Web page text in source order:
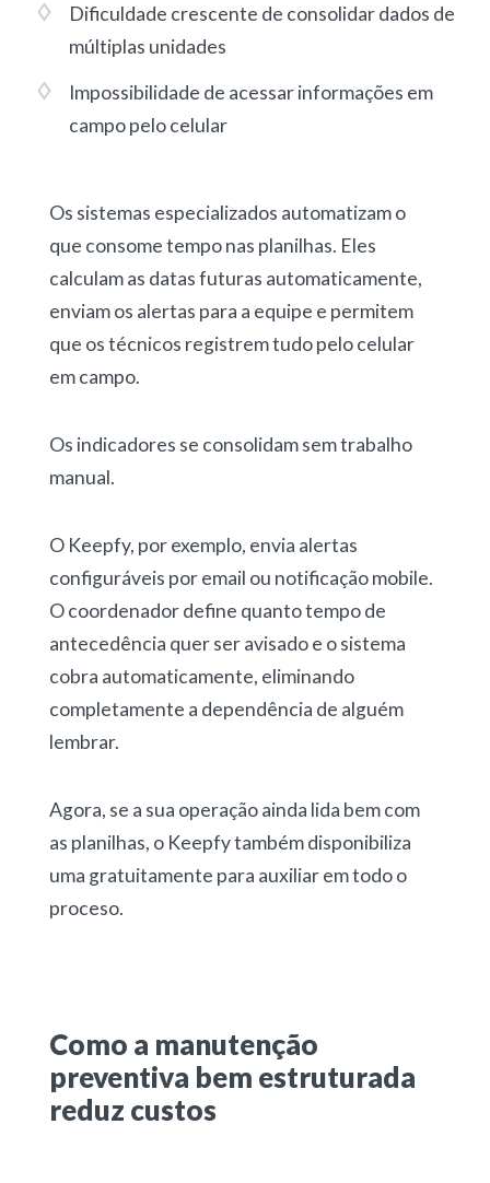
Dificuldade crescente de consolidar dados de
múltiplas unidades
Impossibilidade de acessar informações em
campo pelo celular
Os sistemas especializados automatizam o
que consome tempo nas planilhas. Eles
calculam as datas futuras automaticamente,
enviam os alertas para a equipe e permitem
que os técnicos registrem tudo pelo celular
em campo.
Os indicadores se consolidam sem trabalho
manual.
O Keepfy, por exemplo, envia alertas
configuráveis por email ou notificação mobile.
O coordenador define quanto tempo de
antecedência quer ser avisado e o sistema
cobra automaticamente, eliminando
completamente a dependência de alguém
lembrar.
Agora, se a sua operação ainda lida bem com
as planilhas, o Keepfy também disponibiliza
uma gratuitamente para auxiliar em todo o
proceso.
Como a manutenção
preventiva bem estruturada
reduz custos